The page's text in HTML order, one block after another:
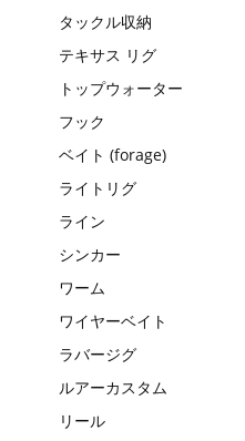
タックル収納
テキサス リグ
トップウォーター
フック
ベイト (forage)
ライトリグ
ライン
シンカー
ワーム
ワイヤーベイト
ラバージグ
ルアーカスタム
リール